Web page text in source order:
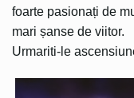
foarte pasionați de
mari șanse de viitor.
Urmariti-le